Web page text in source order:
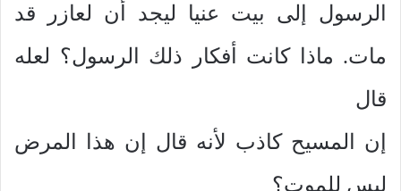
الرسول إلى بيت عنيا ليجد أن لعازر قد
مات. ماذا كانت أفكار ذلك الرسول؟ لعله
قال
إن المسيح كاذب لأنه قال إن هذا المرض
ليس للموت؟